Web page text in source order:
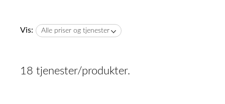
Vis: Alle priser og tjenester
18 tjenester/produkter.